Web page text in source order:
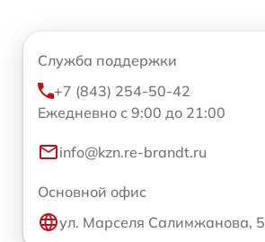
Служба поддержки
+7 (843) 254-50-42
Ежедневно с 9:00 до 21:00
info@kzn.re-brandt.ru
Основной офис
ул. Марселя Салимжанова, 5